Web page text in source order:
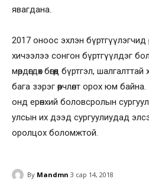
явагдана.
2017 оноос эхлэн бүртгүүлэгчид
хичээлээ сонгон бүртгүүлдэг
мөрдөгдөх бөгөөд бүртгэл,
бага зэрэг өөрчлөлт орох юм
онд ерөнхий боловсролын сургууль
улсын их дээд сургуулиудад
оролцох боломжтой.
By Mandmn 3 сар 14, 2018